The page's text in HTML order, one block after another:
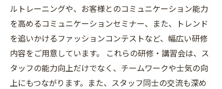
ルトレーニングや、お客様とのコミュニケーション能力
を高めるコミュニケーションセミナー、また、トレンド
を追いかけるファッションコンテストなど、幅広い研修
内容をご用意しています。 これらの研修・講習会は、ス
タッフの能力向上だけでなく、チームワークや士気の向
上にもつながります。また、スタッフ同士の交流も深め